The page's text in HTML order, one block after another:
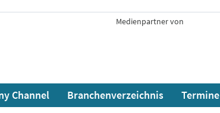
Medienpartner von
Channel Branchenverzeichnis Termine